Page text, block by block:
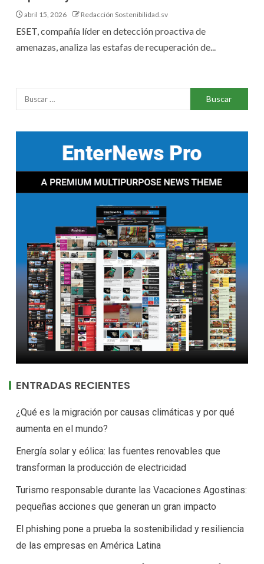
abril 15, 2026 Redacción Sostenibilidad.sv
ESET, compañía líder en detección proactiva de
amenazas, analiza las estafas de recuperación de...
ENTRADAS RECIENTES
¿Qué es la migración por causas climáticas y por qué
aumenta en el mundo?
Energía solar y eólica: las fuentes renovables que
transforman la producción de electricidad
Turismo responsable durante las Vacaciones Agostinas:
pequeñas acciones que generan un gran impacto
El phishing pone a prueba la sostenibilidad y resiliencia
de las empresas en América Latina